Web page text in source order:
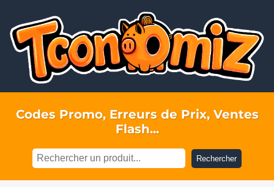
Codes Promo, Erreurs de Prix, Ventes
Flash...
Rechercher